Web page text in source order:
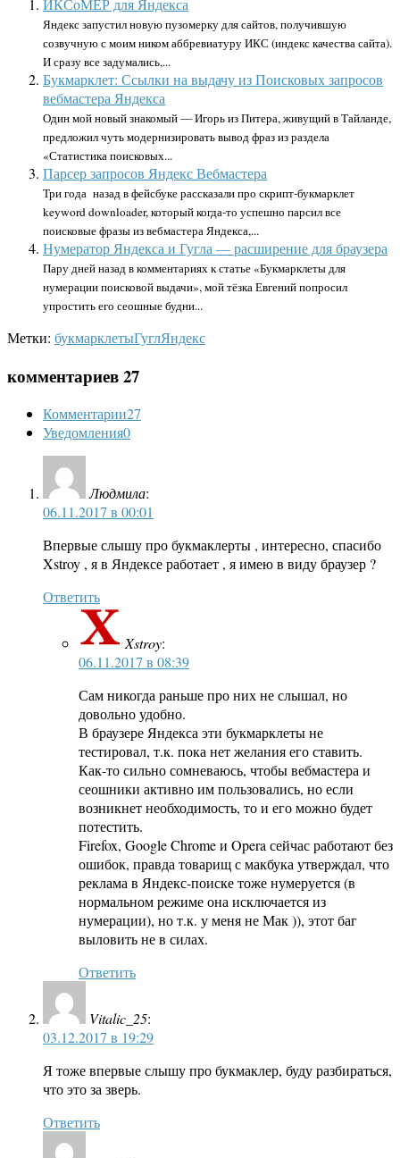
ИКСоМЕР для Яндекса
Яндекс запустил новую пузомерку для сайтов, получившую
созвучную с моим ником аббревиатуру ИКС (индекс качества сайта).
И сразу все задумались,...
Букмарклет: Ссылки на выдачу из Поисковых запросов
вебмастера Яндекса
Один мой новый знакомый — Игорь из Питера, живущий в Тайланде,
предложил чуть модернизировать вывод фраз из раздела
«Статистика поисковых...
Парсер запросов Яндекс Вебмастера
Три года назад в фейсбуке рассказали про скрипт-букмарклет
keyword downloader, который когда-то успешно парсил все
поисковые фразы из вебмастера Яндекса,...
Нумератор Яндекса и Гугла — расширение для браузера
Пару дней назад в комментариях к статье «Букмарклеты для
нумерации поисковой выдачи», мой тёзка Евгений попросил
упростить его сеошные будни...
Метки: букмарклетыГуглЯндекс
комментариев 27
Комментарии27
Уведомления0
Людмила:
06.11.2017 в 00:01
Впервые слышу про букмаклерты , интересно, спасибо
Xstroy , я в Яндексе работает , я имею в виду браузер ?
Ответить
Xstroy:
06.11.2017 в 08:39
Сам никогда раньше про них не слышал, но
довольно удобно.
В браузере Яндекса эти букмарклеты не
тестировал, т.к. пока нет желания его ставить.
Как-то сильно сомневаюсь, чтобы вебмастера и
сеошники активно им пользовались, но если
возникнет необходимость, то и его можно будет
потестить.
Firefox, Google Chrome и Opera сейчас работают без
ошибок, правда товарищ с макбука утверждал, что
реклама в Яндекс-поиске тоже нумеруется (в
нормальном режиме она исключается из
нумерации), но т.к. у меня не Мак )), этот баг
выловить не в силах.
Ответить
Vitalic_25:
03.12.2017 в 19:29
Я тоже впервые слышу про букмаклер, буду разбираться,
что это за зверь.
Ответить